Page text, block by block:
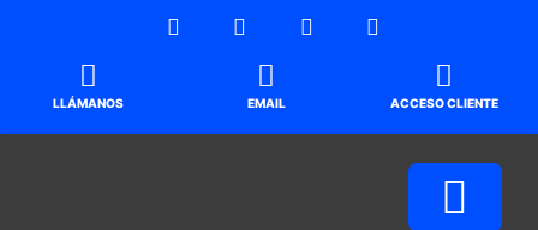
LLÁMANOS EMAIL ACCESO CLIENTE